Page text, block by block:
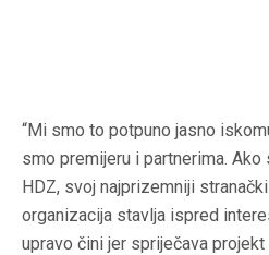
“Mi smo to potpuno jasno
smo premijeru i partnerima. Ako
HDZ, svoj najprizemniji
organizacija stavlja ispred
upravo čini jer spriječava